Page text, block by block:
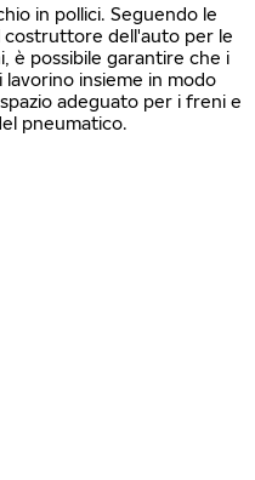
in pollici. Seguendo le
costruttore dell'auto per le
è possibile garantire che i
insieme in modo
adeguato per i freni e
pneumatico.